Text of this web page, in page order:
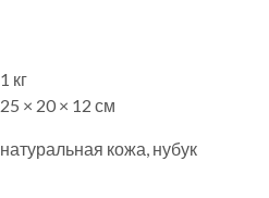
1 кг
25 × 20 × 12 см
натуральная кожа, нубук